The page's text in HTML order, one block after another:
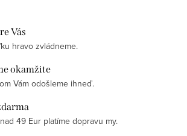
Vás
hravo zvládneme.
okamžite
Vám odošleme ihneď.
49 Eur platíme dopravu my.